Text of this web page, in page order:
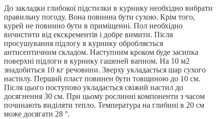
До закладки глибокої підстилки в курнику необхідно вибрати
правильну погоду. Вона повинна бути сухою. Крім того,
курей не повинно бути в приміщенні. Пол необхідно
вичистити від екскрементів і добре вимити. Після
просушування підлогу в курнику обробляється
антисептичним складом. Наступним кроком буде засипка
поверхні підлоги в курнику гашеней вапном. На 10 м2
знадобиться 10 кг речовини. Зверху укладається шар сухого
настилу. Перший пласт повинен бути товщиною до 10 см.
Після цього поступово укладається свіжий настил до
досягнення 30 см. При цьому рослинні компоненти з часом
починають виділяти тепло. Температура на глибині в 20 см
може досягати 28 °.